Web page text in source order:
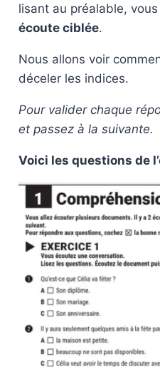
lisant au préalable,
écoute ciblée.
Nous allons voir
déceler les indices.
Pour valider chaque
et passez à la suivante.
Voici les questions de